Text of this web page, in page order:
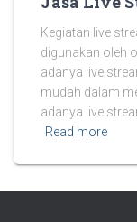
Kegiatan live
digunakan oleh
adanya live
mudah dalam
adanya live
Read more